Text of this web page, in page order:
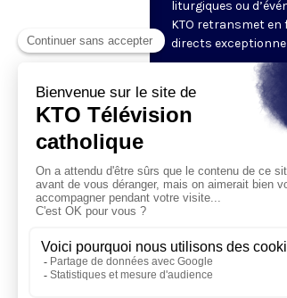
liturgiques ou
KTO retransmet
directs
Visiter la